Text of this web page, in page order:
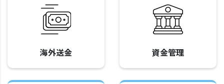
海外送金 資金管理